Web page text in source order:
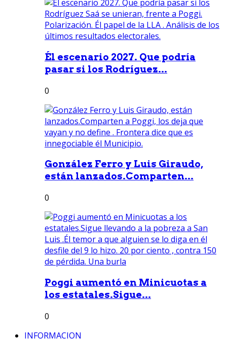
Él escenario 2027. Que podría
pasar si los Rodríguez...
0
González Ferro y Luis Giraudo,
están lanzados.Comparten...
0
Poggi aumentó en Minicuotas a
los estatales.Sigue...
0
INFORMACION